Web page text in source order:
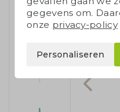
gegevens om.
onze privacy-policy
Personaliseren